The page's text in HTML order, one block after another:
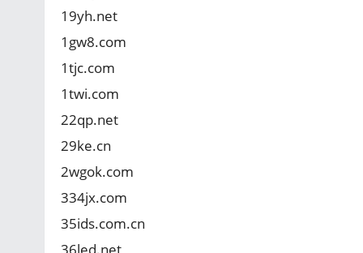
19yh.net
1gw8.com
1tjc.com
1twi.com
22qp.net
29ke.cn
2wgok.com
334jx.com
35ids.com.cn